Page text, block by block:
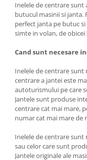
Inelele de centrare sunt
butucul masinii si janta.
perfect janta pe butuc si
simte in volan, de
Cand sunt necesare
Inelele de centrare sunt
centrare a jantei este
autoturismului pe care
Jantele sunt produse
centrare cat mai mare,
numar cat mai mare de
Inelele de centrare sunt
sau celor care sunt
Jantele originale ale